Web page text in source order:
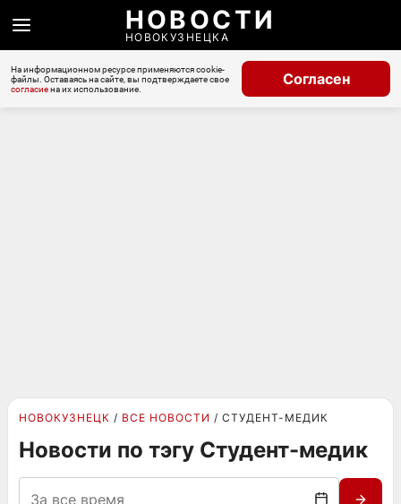
НОВОСТИ
НОВОКУЗНЕЦКА
На информационном ресурсе применяются cookie-
файлы. Оставаясь на сайте, вы подтверждаете свое
согласиена их использование.
Согласен
НОВОКУЗНЕЦК ВСЕ НОВОСТИ СТУДЕНТ-МЕДИК
Новости по тэгу Студент-медик